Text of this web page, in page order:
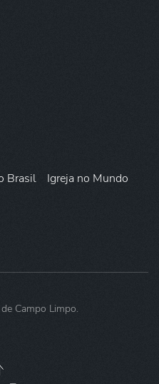
Brasil
Igreja no Mundo
Campo Limpo.